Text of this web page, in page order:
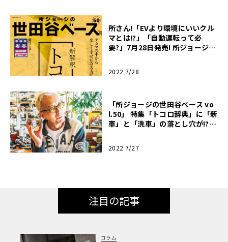
所さん!「EVより環境にいいクル
マとは!?」「自動運転って必
要?」7月28日発売! 所ジョージの
2022 7/28
「所ジョージの世田谷ベース vo
l.50」 特集「トコロ辞典」に「新
車」と「洗車」の落とし穴が!? 7
2022 7/27
注目の記事
コラム